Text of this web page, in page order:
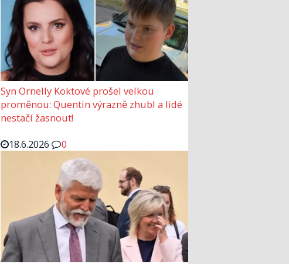
Syn Ornelly Koktové prošel velkou
proměnou: Quentin výrazně zhubl a lidé
nestačí žasnout!
18.6.2026
0